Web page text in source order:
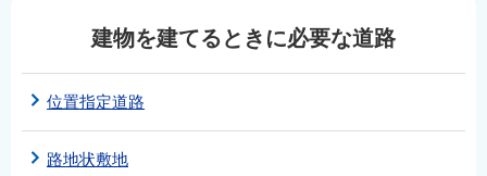
建物を建てるときに必要な道路
位置指定道路
路地状敷地